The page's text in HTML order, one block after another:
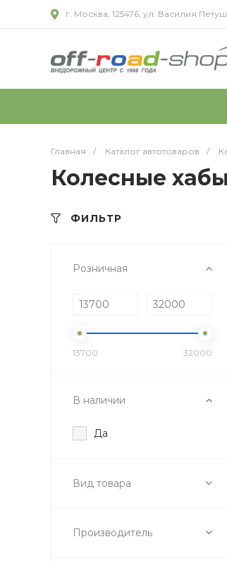
г. Москва, 125476, ул. Василия
Главная / Каталог автотоваров /
Колесные
ФИЛЬТР
Розничная
13700 32000
В наличии
Да
Вид товара
Производитель